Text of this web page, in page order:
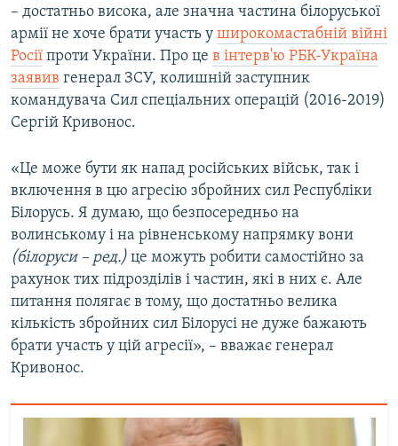
ДОЛУЧАЙСЯ!
– достатньо висока, але значна частина білоруської
армії не хоче брати участь у широкомастабній війні
Росії проти України. Про це в інтерв'ю РБК-Україна
заявив генерал ЗСУ, колишній заступник
командувача Сил спеціальних операцій (2016-2019)
Сергій Кривонос.
«Це може бути як напад російських військ, так і
включення в цю агресію збройних сил Республіки
Білорусь. Я думаю, що безпосередньо на
волинському і на рівненському напрямку вони
(білоруси – ред.) це можуть робити самостійно за
рахунок тих підрозділів і частин, які в них є. Але
питання полягає в тому, що достатньо велика
кількість збройних сил Білорусі не дуже бажають
брати участь у цій агресії», – вважає генерал
Кривонос.